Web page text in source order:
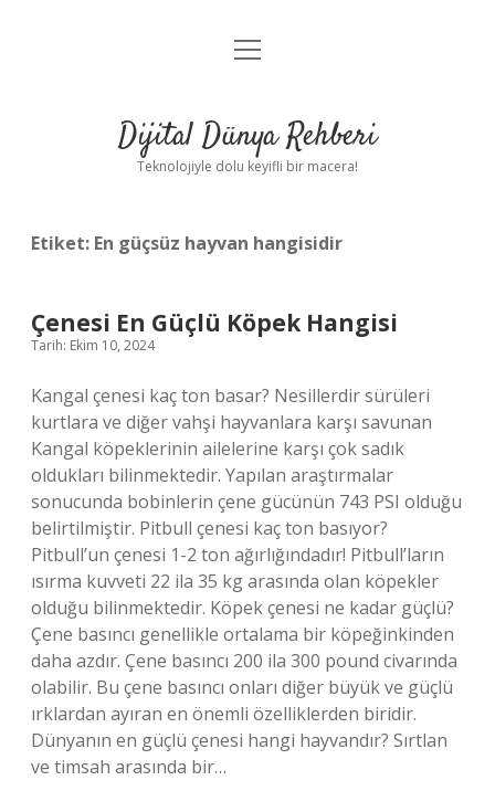
Anasayfa
Yasal Uyarı
menüyü
Dijital Dünya Rehberi
Teknolojiyle dolu keyifli bir macera!
Etiket: En güçsüz hayvan hangisidir
Çenesi En Güçlü Köpek Hangisi
Tarih: Ekim 10, 2024
Kangal çenesi kaç ton basar? Nesillerdir sürüleri
kurtlara ve diğer vahşi hayvanlara karşı savunan
Kangal köpeklerinin ailelerine karşı çok sadık
oldukları bilinmektedir. Yapılan araştırmalar
sonucunda bobinlerin çene gücünün 743 PSI olduğu
belirtilmiştir. Pitbull çenesi kaç ton basıyor?
Pitbull’un çenesi 1-2 ton ağırlığındadır! Pitbull’ların
ısırma kuvveti 22 ila 35 kg arasında olan köpekler
olduğu bilinmektedir. Köpek çenesi ne kadar güçlü?
Çene basıncı genellikle ortalama bir köpeğinkinden
daha azdır. Çene basıncı 200 ila 300 pound civarında
olabilir. Bu çene basıncı onları diğer büyük ve güçlü
ırklardan ayıran en önemli özelliklerden biridir.
Dünyanın en güçlü çenesi hangi hayvandır? Sırtlan
ve timsah arasında bir…